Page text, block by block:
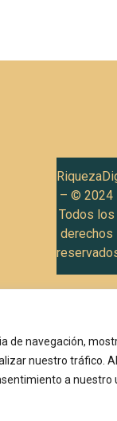
de navegación,
nuestro tráfico. Al
a nuestro
– © 2024
Todos los
derechos